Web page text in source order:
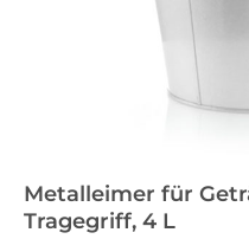
Metalleimer für
Tragegriff, 4 L